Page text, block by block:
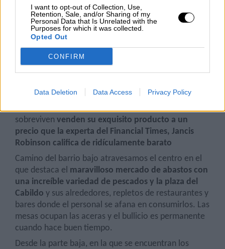
I want to opt-out of Collection, Use,
Retention, Sale, and/or Sharing of my
Personal Data that Is Unrelated with the
Purposes for which it was collected.
Opted Out
CONFIRM
Data Deletion Data Access Privacy Policy
pero no tienen recursos ni para la necesaria
digitalización que valdría 1 millón.
Es imprescindible visitar alguna bodega
conocer el peculiar proceso por el que el mosto se
transforma en manzanilla.
Al igual que los vinos de la vecina Jerez y del Puerto
para este sector que lleva cuarenta años en crisis.
Casi dos tercios de las bodegas han cerrado y las que
sobrevivenvenden su exquisito producto a un
precio que la experta del Financial Times, Jancis
Robinson califica de ridículamente barato
Camino del barrio bajo atravesamos el centro en el
que destaca el maravilloso mercado de abastos con
una increíble variedad de pescados y la plaza del
Cabildo y sus alrededores, repletos de restaurantes y
bares donde el personal se afana en consumirlos. Las
mesas ocupan las aceras y el bullicio es permanente
cuando hace buen tiempo.
Desde la parte baja, en la que se encuentran los